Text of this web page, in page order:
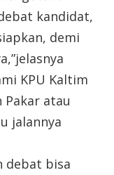
kandidat,
demi
KPU Kaltim
Pakar atau
jalannya
debat bisa